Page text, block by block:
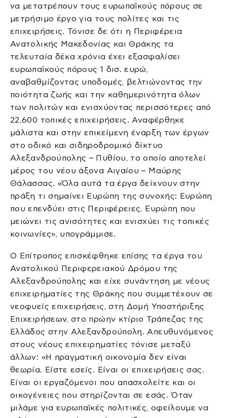
να μετατρέπουν τους ευρωπαϊκούς πόρους σε
μετρήσιμο έργο για τους πολίτες και τις
επιχειρήσεις. Τόνισε δε ότι η Περιφέρεια
Ανατολικής Μακεδονίας και Θράκης τα
τελευταία δέκα χρόνια έχει εξασφαλίσει
ευρωπαϊκούς πόρους 1 δισ. ευρώ,
αναβαθμίζοντας υποδομές, βελτιώνοντας την
ποιότητα ζωής και την καθημερινότητα όλων
των πολιτών και ενισχύοντας περισσότερες από
22.600 τοπικές επιχειρήσεις. Αναφέρθηκε
μάλιστα και στην επικείμενη έναρξη των έργων
στο οδικό και σιδηροδρομικό δίκτυο
Αλεξανδρούπολης – Πυθίου, το οποίο αποτελεί
μέρος του νέου άξονα Αιγαίου – Μαύρης
Θάλασσας. «Όλα αυτά τα έργα δείχνουν στην
πράξη τι σημαίνει Ευρώπη της συνοχής: Ευρώπη
που επενδύει στις Περιφέρειες, Ευρώπη που
μειώνει τις ανισότητες και ενισχύει τις τοπικές
κοινωνίες», υπογράμμισε.
Ο Επίτροπος επισκέφθηκε επίσης τα έργα του
Ανατολικού Περιφερειακού Δρόμου της
Αλεξανδρούπολης και είχε συνάντηση με νέους
επιχειρηματίες της Θράκης που συμμετέχουν σε
νεοφυείς επιχειρήσεις, στη Δομή Υποστήριξης
Επιχειρήσεων, στο πρώην κτίριο Τράπεζας της
Ελλάδος στην Αλεξανδρούπολη. Απευθυνόμενος
στους νέους επιχειρηματίες τόνισε μεταξύ
άλλων: «Η πραγματική οικονομία δεν είναι
θεωρία. Είστε εσείς. Είναι οι επιχειρήσεις σας.
Είναι οι εργαζόμενοι που απασχολείτε και οι
οικογένειες που στηρίζονται σε εσάς. Όταν
μιλάμε για ευρωπαϊκές πολιτικές, οφείλουμε να